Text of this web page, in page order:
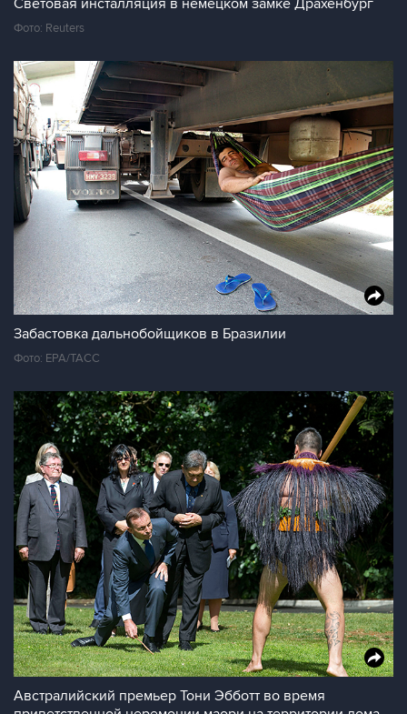
Световая инсталляция в немецком замке Драхенбург
Фото: Reuters
Забастовка дальнобойщиков в Бразилии
Фото: EPA/ТАСС
Австралийский премьер Тони Эбботт во время